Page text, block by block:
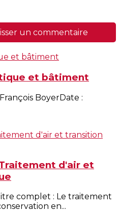
un commentaire
et bâtiment
BoyerDate :
d'air et
complet : Le traitement
en...